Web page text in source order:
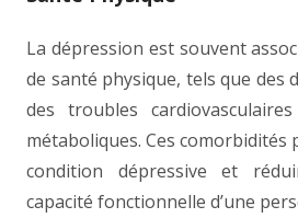
La dépression est souvent
de santé physique, tels que des
des troubles
métaboliques. Ces comorbidités
condition dépressive et
capacité fonctionnelle d’une